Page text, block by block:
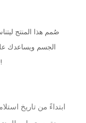
صُمم هذا المنتج
الجسم ويساعدك
براحة تدوم طويلاً ونوم عميق ومريح كل ليلة!
ابتداءً من تاريخ